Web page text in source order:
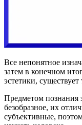
Все непонятное
затем в конечном
эстетики, существует
Предметом познания
безобразное, их
субъективные,